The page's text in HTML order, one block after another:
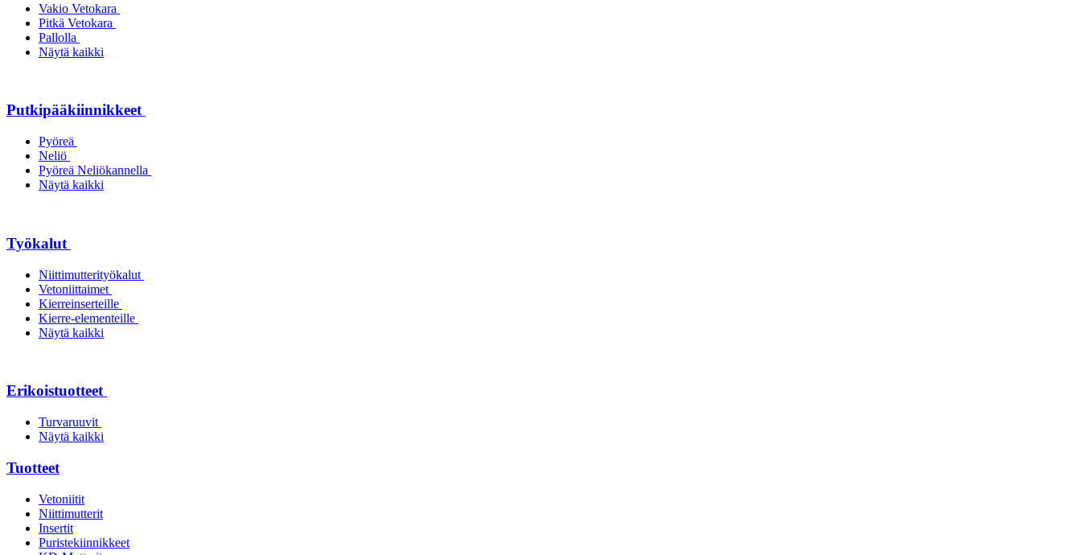
Vakio Vetokara
Pitkä Vetokara
Pallolla
Näytä kaikki
Putkipääkiinnikkeet
Pyöreä
Neliö
Pyöreä Neliökannella
Näytä kaikki
Työkalut
Niittimutterityökalut
Vetoniittaimet
Kierreinserteille
Kierre-elementeille
Näytä kaikki
Erikoistuotteet
Turvaruuvit
Näytä kaikki
Tuotteet
Vetoniitit
Niittimutterit
Insertit
Puristekiinnikkeet